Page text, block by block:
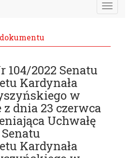
Toggle
104/2022 Senatu
Kardynała
w
dnia 23 czerwca
Uchwałę
Kardynała